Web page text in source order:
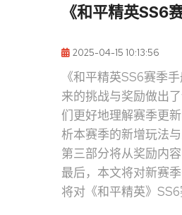
《和平精英SS6
2025-04-15 10:13:56
《和平精英SS6赛季
来的挑战与奖励做出
们更好地理解赛季更
析本赛季的新增玩法
第三部分将从奖励内
最后，本文将对新赛
将对《和平精英》